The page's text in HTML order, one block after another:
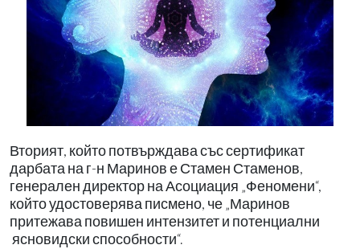
Вторият, който потвърждава със сертификат
дарбата на г-н Маринов е Стамен Стаменов,
генерален директор на Асоциация „Феномени“,
който удостоверява писмено, че „Маринов
притежава повишен интензитет и потенциални
ясновидски способности“.